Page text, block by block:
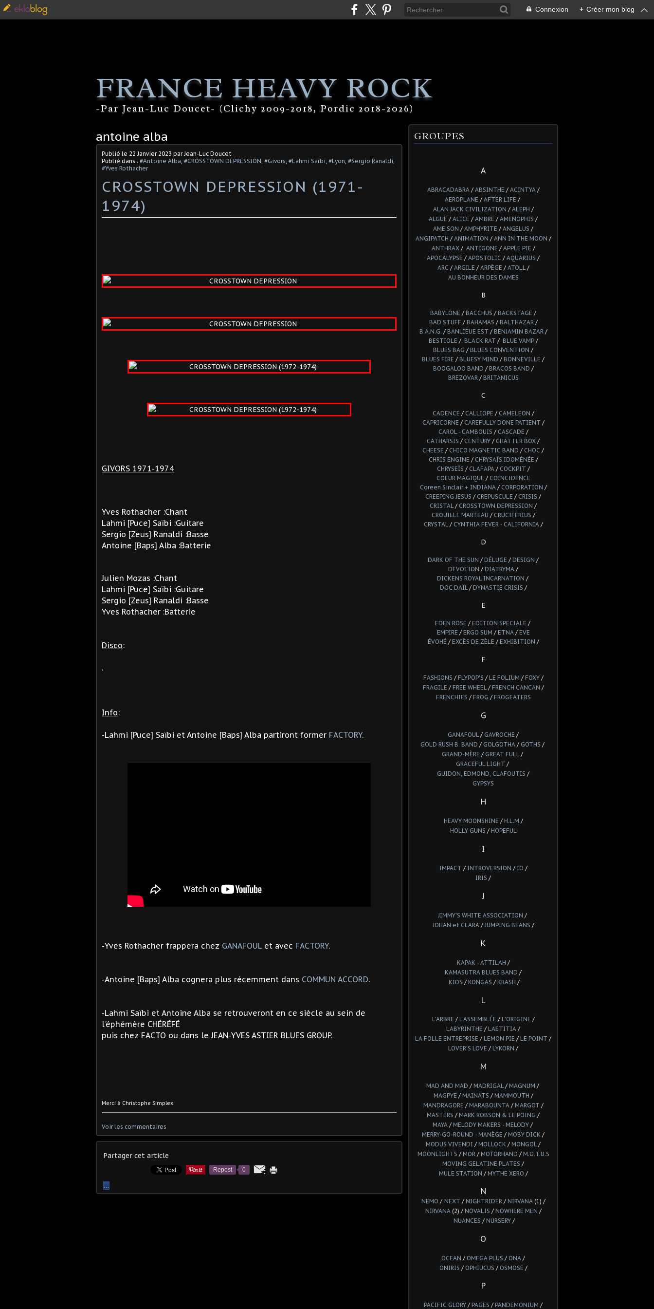
Connexion + Créer mon blog
FRANCE HEAVY ROCK
-Par Jean-Luc Doucet- (Clichy 2009-2018, Pordic 2018-2026)
antoine alba
Publié le 22 Janvier 2023 par Jean-Luc Doucet
Publié dans : #Antoine Alba, #CROSSTOWN DEPRESSION, #Givors, #Lahmi Saïbi, #Lyon, #Sergio Ranaldi,
#Yves Rothacher
CROSSTOWN DEPRESSION (1971-
1974)
GIVORS 1971-1974
Yves Rothacher :Chant
Lahmi [Puce] Saïbi :Guitare
Sergio [Zeus] Ranaldi :Basse
Antoine [Baps] Alba :Batterie
Julien Mozas :Chant
Lahmi [Puce] Saïbi :Guitare
Sergio [Zeus] Ranaldi :Basse
Yves Rothacher :Batterie
Disco:
.
Info:
-Lahmi [Puce] Saïbi et Antoine [Baps] Alba partiront former FACTORY.
-Yves Rothacher frappera chez GANAFOULet avec FACTORY.
-Antoine [Baps] Alba cognera plus récemment dans COMMUN ACCORD.
-Lahmi Saïbi et Antoine Alba se retrouveront en ce siècle au sein de
l'éphémère CHÉRÉFÉ
puis chez FACTO ou dans le JEAN-YVES ASTIER BLUES GROUP.
Merci à Christophe Simplex.
Voir les commentaires
Partager cet article
Repost 0
…
GROUPES
A
ABRACADABRA/ ABSINTHE / ACINTYA/
AEROPLANE / AFTER LIFE /
ALAN JACK CIVILIZATION / ALEPH /
ALGUE / ALICE / AMBRE / AMENOPHIS /
AME SON / AMPHYRITE / ANGELUS /
ANGIPATCH / ANIMATION / ANN IN THE MOON /
ANTHRAX/ ANTIGONE / APPLE PIE /
APOCALYPSE / APOSTOLIC / AQUARIUS /
ARC / ARGILE / ARPÈGE / ATOLL/
AU BONHEUR DES DAMES
B
BABYLONE / BACCHUS / BACKSTAGE /
BAD STUFF / BAHAMAS / BALTHAZAR/
B.A.N.G. / BANLIEUE EST / BENJAMIN BAZAR/
BESTIOLE / BLACK RAT / BLUE VAMP/
BLUES BAG / BLUES CONVENTION /
BLUES FIRE / BLUESY MIND / BONNEVILLE /
BOOGALOO BAND / BRACOS BAND /
BREZOVAR/ BRITANICUS
C
CADENCE / CALLIOPE / CAMELEON /
CAPRICORNE / CAREFULLY DONE PATIENT /
CAROL - CAMBOUIS / CASCADE /
CATHARSIS / CENTURY / CHATTER BOX /
CHEESE / CHICO MAGNETIC BAND / CHOC /
CHRIS ENGINE / CHRYSAÏS IDOMÉNÉE /
CHRYSEÏS / CLAFAPA/ COCKPIT /
COEUR MAGIQUE / COÏNCIDENCE
Coreen Sinclair + INDIANA/ CORPORATION /
CREEPING JESUS / CREPUSCULE / CRISIS /
CRISTAL/ CROSSTOWN DEPRESSION /
CROUILLE MARTEAU / CRUCIFERIUS /
CRYSTAL/ CYNTHIA FEVER - CALIFORNIA/
D
DARK OF THE SUN / DÉLUGE / DESIGN /
DEVOTION / DIATRYMA /
DICKENS ROYAL INCARNATION /
DOC DAÏL/ DYNASTIE CRISIS /
E
EDEN ROSE / EDITION SPECIALE /
EMPIRE / ERGO SUM / ETNA/ EVE
ÉVOHÉ / EXCÈS DE ZÈLE / EXHIBITION /
F
FASHIONS / FLYPOP'S / LE FOLIUM / FOXY/
FRAGILE / FREE WHEEL/ FRENCH CANCAN /
FRENCHIES / FROG / FROGEATERS
G
GANAFOUL/ GAVROCHE /
GOLD RUSH B. BAND / GOLGOTHA / GOTHS /
GRAND-MÈRE / GREAT FULL/
GRACEFUL LIGHT /
GUIDON, EDMOND, CLAFOUTIS /
GYPSYS
H
HEAVY MOONSHINE / H.L.M /
HOLLY GUNS / HOPEFUL
I
IMPACT / INTROVERSION / IO /
IRIS /
J
JIMMY'S WHITE ASSOCIATION /
JOHAN et CLARA/ JUMPING BEANS /
K
KAPAK - ATTILAH /
KAMASUTRA BLUES BAND /
KIDS / KONGAS / KRASH /
L
L'ARBRE / L'ASSEMBLÉE / L'ORIGINE /
LABYRINTHE / LAETITIA /
LA FOLLE ENTREPRISE / LEMON PIE / LE POINT /
LOVER'S LOVE / LYKORN /
M
MAD AND MAD / MADRIGAL/ MAGNUM /
MAGPYE / MAINATS / MAMMOUTH /
MANDRAGORE / MARABOUNTA/ MARGOT /
MASTERS / MARK ROBSON & LE POING /
MAYA/ MELODY MAKERS - MELODY/
MERRY-GO-ROUND - MANÈGE / MOBY DICK /
MODUS VIVENDI / MOLLOCK / MONGOL/
MOONLIGHTS / MOR/ MOTORHAND / M.O.T.U.S
MOVING GELATINE PLATES /
MULE STATION / MYTHE XERO /
N
NEMO / NEXT / NIGHTRIDER/ NIRVANA(1) /
NIRVANA(2) / NOVALIS / NOWHERE MEN /
NUANCES / NURSERY/
O
OCEAN / OMEGA PLUS / ONA /
ONIRIS /OPHIUCUS / OSMOSE /
P
PACIFIC GLORY / PAGES / PANDEMONIUM /